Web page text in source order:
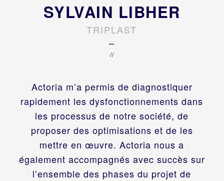
Actoria m’a permis de diagnostiquer
rapidement les dysfonctionnements dans
les processus de notre société, de
proposer des optimisations et de les
mettre en œuvre. Actoria nous a
également accompagnés avec succès sur
l’ensemble des phases du projet de
SYLVAIN LIBHER
TRIPLAST
–
//